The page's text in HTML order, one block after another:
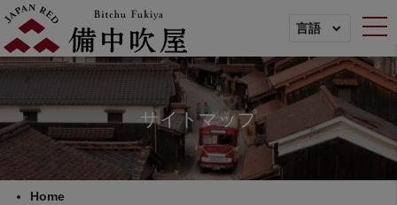
言語
サイトマップ
Home